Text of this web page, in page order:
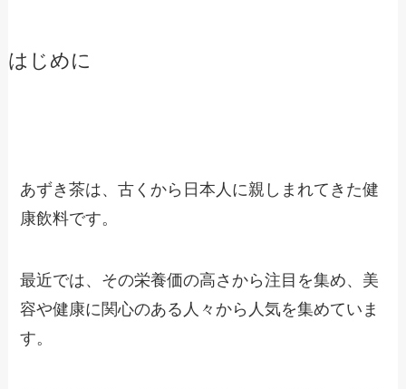
はじめに
あずき茶は、古くから日本人に親しまれてきた健
康飲料です。
最近では、その栄養価の高さから注目を集め、美
容や健康に関心のある人々から人気を集めていま
す。